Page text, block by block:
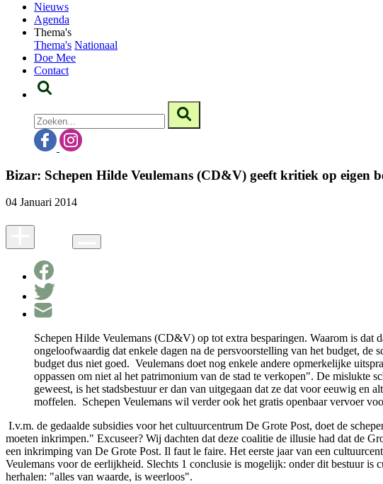
Nieuws
Agenda
Thema's
Thema's Nationaal
Doe Mee
Contact
Bizar: Schepen Hilde Veulemans (CD&V) geeft kritiek op eigen
04 Januari 2014
Schepen Hilde Veulemans (CD&V) op tot extra besparingen. Waarom is dat
ongeloofwaardig dat enkele dagen na de persvoorstelling van het budget, de
budget dus niet goed. Veulemans doet nog enkele andere opmerkelijke
oppassen om niet al het patrimonium van de stad te verkopen". De
geweest, is het stadsbestuur er dan van uitgegaan dat ze dat voor eeuwig en
moffelen. Schepen Veulemans wil verder ook het gratis openbaar vervoer
I.v.m. de gedaalde subsidies voor het cultuurcentrum De Grote Post, doet de
moeten inkrimpen." Excuseer? Wij dachten dat deze coalitie de illusie had dat de
een inkrimping van De Grote Post. Il faut le faire. Het eerste jaar van een
Veulemans voor de eerlijkheid. Slechts 1 conclusie is mogelijk: onder dit bestuur is
herhalen: "alles van waarde, is weerloos".